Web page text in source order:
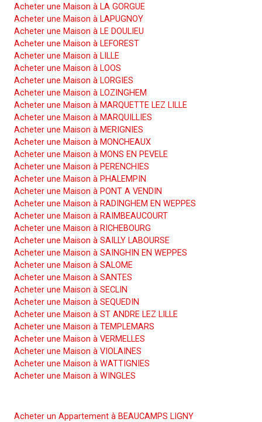
Acheter une Maison à LA GORGUE
Acheter une Maison à LAPUGNOY
Acheter une Maison à LE DOULIEU
Acheter une Maison à LEFOREST
Acheter une Maison à LILLE
Acheter une Maison à LOOS
Acheter une Maison à LORGIES
Acheter une Maison à LOZINGHEM
Acheter une Maison à MARQUETTE LEZ LILLE
Acheter une Maison à MARQUILLIES
Acheter une Maison à MERIGNIES
Acheter une Maison à MONCHEAUX
Acheter une Maison à MONS EN PEVELE
Acheter une Maison à PERENCHIES
Acheter une Maison à PHALEMPIN
Acheter une Maison à PONT A VENDIN
Acheter une Maison à RADINGHEM EN WEPPES
Acheter une Maison à RAIMBEAUCOURT
Acheter une Maison à RICHEBOURG
Acheter une Maison à SAILLY LABOURSE
Acheter une Maison à SAINGHIN EN WEPPES
Acheter une Maison à SALOME
Acheter une Maison à SANTES
Acheter une Maison à SECLIN
Acheter une Maison à SEQUEDIN
Acheter une Maison à ST ANDRE LEZ LILLE
Acheter une Maison à TEMPLEMARS
Acheter une Maison à VERMELLES
Acheter une Maison à VIOLAINES
Acheter une Maison à WATTIGNIES
Acheter une Maison à WINGLES
Acheter un Appartement à BEAUCAMPS LIGNY